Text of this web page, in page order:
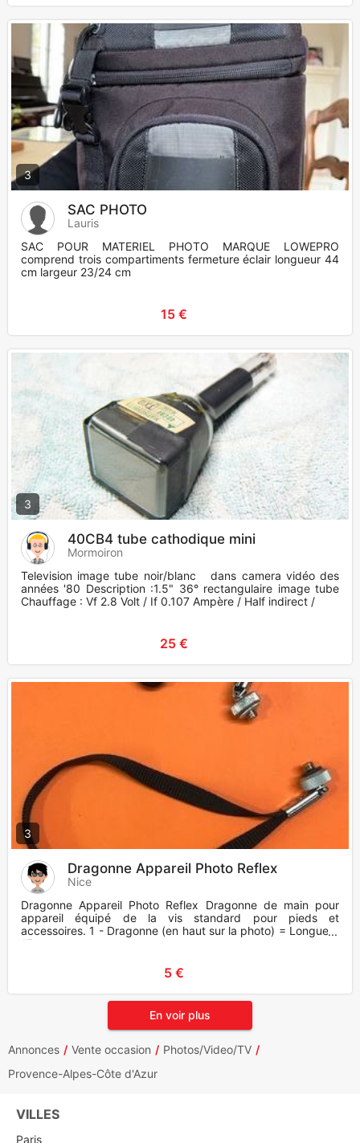
3
SAC PHOTO
Lauris
SAC POUR MATERIEL PHOTO MARQUE LOWEPRO
comprend trois compartiments fermeture éclair longueur 44
cm largeur 23/24 cm
15 €
3
40CB4 tube cathodique mini
Mormoiron
Television image tube noir/blanc dans camera vidéo des
années '80 Description :1.5" 36° rectangulaire image tube
Chauffage : Vf 2.8 Volt / If 0.107 Ampère / Half indirect /
25 €
3
Dragonne Appareil Photo Reflex
Nice
Dragonne Appareil Photo Reflex Dragonne de main pour
appareil équipé de la vis standard pour pieds et
accessoires. 1 - Dragonne (en haut sur la photo) = Longueur
17 cm
5 €
En voir plus
Annonces Vente occasion
Photos/Video/TV
Provence-Alpes-Côte d'Azur
VILLES
Paris